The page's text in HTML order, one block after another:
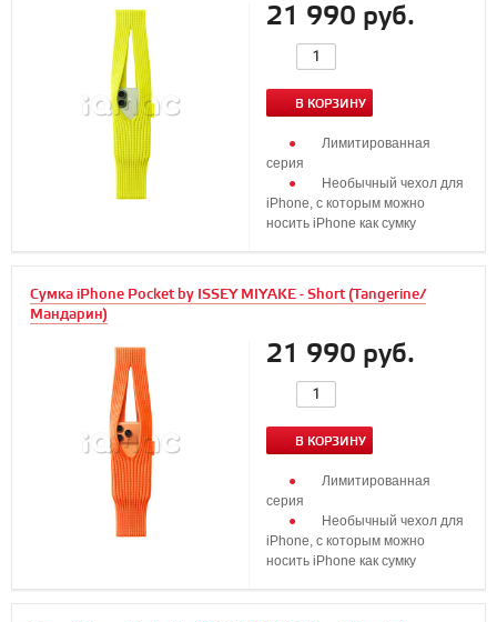
21 990 руб.
В КОРЗИНУ
Лимитированная
серия
Необычный чехол для
iPhone, с которым можно
носить iPhone как сумку
Сумка iPhone Pocket by ISSEY MIYAKE - Short (Tangerine/
Мандарин)
21 990 руб.
В КОРЗИНУ
Лимитированная
серия
Необычный чехол для
iPhone, с которым можно
носить iPhone как сумку